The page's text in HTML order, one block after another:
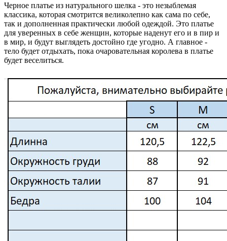
Черное платье из натурального шелка - это незыблемая
классика, которая смотрится великолепно как сама по себе,
так и дополненная практически любой одеждой. Это платье
для уверенных в себе женщин, которые наденут его и в пир и
в мир, и будут выглядеть достойно где угодно. А главное -
тело будет отдыхать, пока очаровательная королева в платье
будет веселиться.